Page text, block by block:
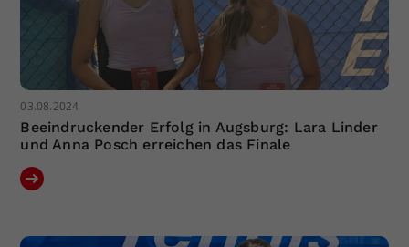
03.08.2024
Beeindruckender Erfolg in Augsburg: Lara Linder
und Anna Posch erreichen das Finale